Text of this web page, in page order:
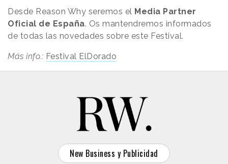
Desde Reason Why seremos el Media Partner
Oficial de España. Os mantendremos informados
de todas las novedades sobre este Festival.
Más info.: Festival ElDorado
New Business y Publicidad